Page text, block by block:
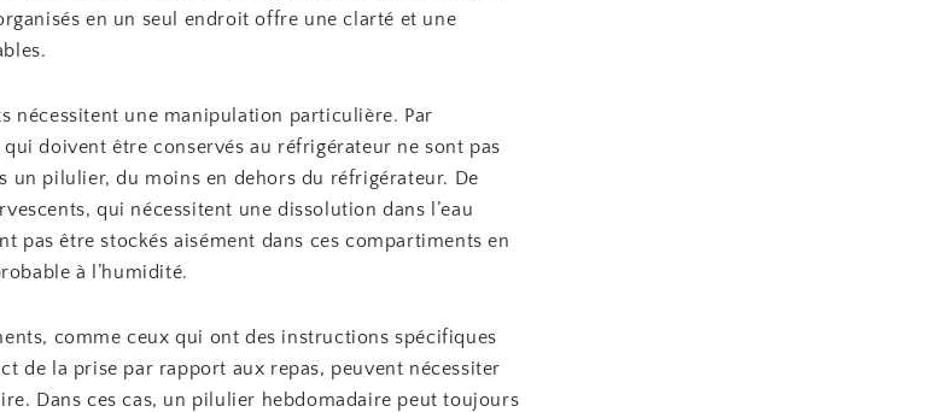
en un seul endroit offre une clarté et une
nécessitent une manipulation particulière. Par
doivent être conservés au réfrigérateur ne sont pas
un pilulier, du moins en dehors du réfrigérateur. De
qui nécessitent une dissolution dans l’eau
pas être stockés aisément dans ces compartiments en
à l’humidité.
comme ceux qui ont des instructions spécifiques
de la prise par rapport aux repas, peuvent nécessiter
Dans ces cas, un pilulier hebdomadaire peut toujours